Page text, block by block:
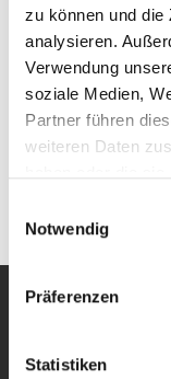
zu können und die
analysieren.
Verwendung
soziale Medien,
Partner führen
weiteren Daten
Notwendig
Präferenzen
Statistiken
OUR HOME
Kendlerstraße 1